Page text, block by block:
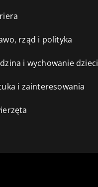
rząd i polityka
i wychowanie dzieci
i zainteresowania